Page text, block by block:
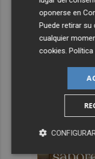
oponerse en
Puede retirar
cualquier
cookies .Política